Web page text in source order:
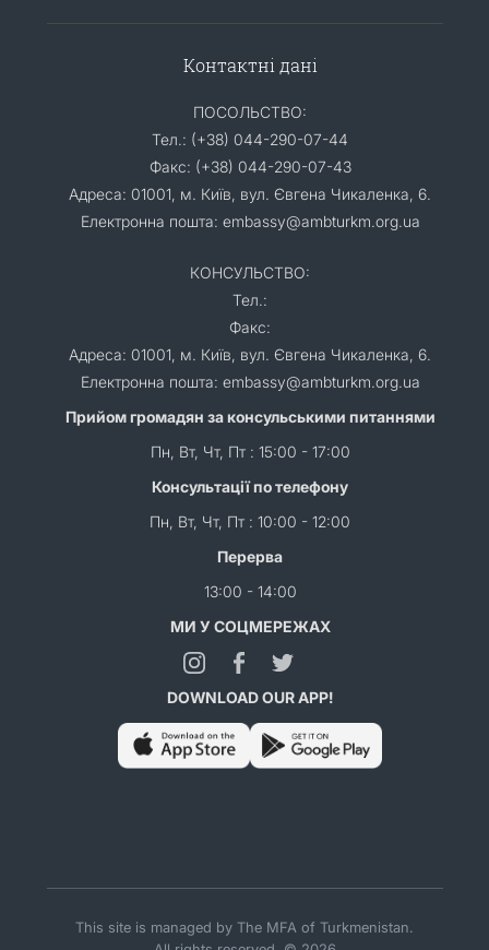
Контактні дані
ПОСОЛЬСТВО:
Тел.: (+38) 044-290-07-44
Факс: (+38) 044-290-07-43
Адреса: 01001, м. Київ, вул. Євгена Чикаленка, 6.
Електронна пошта: embassy@ambturkm.org.ua
КОНСУЛЬСТВО:
Тел.:
Факс:
Адреса: 01001, м. Київ, вул. Євгена Чикаленка, 6.
Електронна пошта: embassy@ambturkm.org.ua
Прийом громадян за консульськими питаннями
Пн, Вт, Чт, Пт : 15:00 - 17:00
Консультації по телефону
Пн, Вт, Чт, Пт : 10:00 - 12:00
Перерва
13:00 - 14:00
МИ У СОЦМЕРЕЖАХ
DOWNLOAD OUR APP!
This site is managed by The MFA of Turkmenistan.